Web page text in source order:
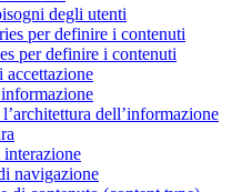
degli utenti
per definire i contenuti
per definire i contenuti
dell’informazione
navigazione